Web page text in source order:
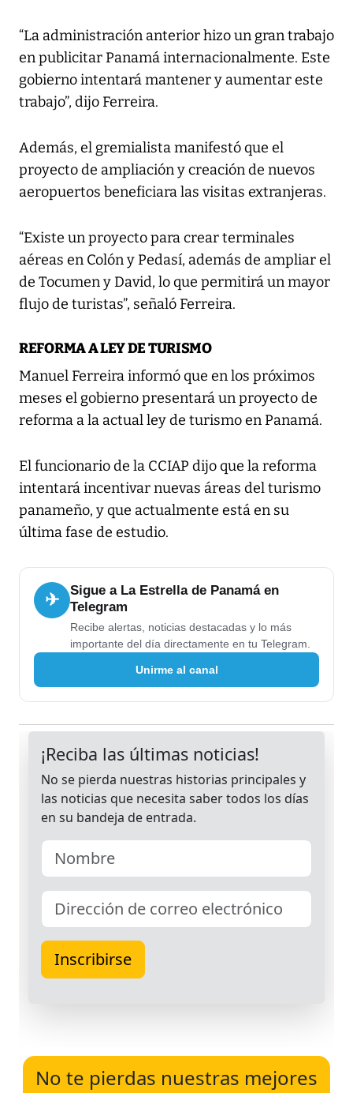
“La administración anterior hizo un gran trabajo
en publicitar Panamá internacionalmente. Este
gobierno intentará mantener y aumentar este
trabajo”, dijo Ferreira.
Además, el gremialista manifestó que el
proyecto de ampliación y creación de nuevos
aeropuertos beneficiara las visitas extranjeras.
“Existe un proyecto para crear terminales
aéreas en Colón y Pedasí, además de ampliar el
de Tocumen y David, lo que permitirá un mayor
flujo de turistas”, señaló Ferreira.
REFORMA A LEY DE TURISMO
Manuel Ferreira informó que en los próximos
meses el gobierno presentará un proyecto de
reforma a la actual ley de turismo en Panamá.
El funcionario de la CCIAP dijo que la reforma
intentará incentivar nuevas áreas del turismo
panameño, y que actualmente está en su
última fase de estudio.
✈
Sigue a La Estrella de Panamá en
Telegram
Recibe alertas, noticias destacadas y lo más
importante del día directamente en tu Telegram.
Unirme al canal
No te pierdas nuestras mejores